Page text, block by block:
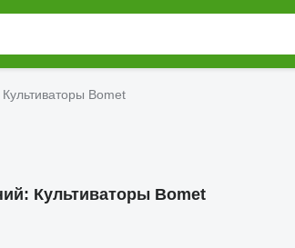
Культиваторы Bomet
Культиваторы Bomet